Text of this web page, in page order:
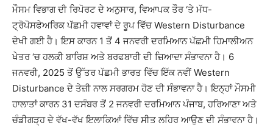
ਮੌਸਮ ਵਿਭਾਗ ਦੀ ਰਿਪੋਰਟ ਦੇ ਅਨੁਸਾਰ, ਵਿਆਪਕ ਤੌਰ ‘ਤੇ ਮੱਧ-
ਟ੍ਰੋਪੋਸਫੇਅਰਿਕ ਪੱਛਮੀ ਹਵਾਵਾਂ ਦੇ ਰੂਪ ਵਿੱਚ Western Disturbance
ਦੇਖੀ ਗਈ ਹੈ। ਇਸ ਕਾਰਨ 1 ਤੋਂ 4 ਜਨਵਰੀ ਦਰਮਿਆਨ ਪੱਛਮੀ ਹਿਮਾਲੀਅਨ
ਖੇਤਰ ‘ਚ ਹਲਕੀ ਬਾਰਿਸ਼ ਅਤੇ ਬਰਫਬਾਰੀ ਦੀ ਜ਼ਿਆਦਾ ਸੰਭਾਵਨਾ ਹੈ। 6
ਜਨਵਰੀ, 2025 ਤੋਂ ਉੱਤਰ ਪੱਛਮੀ ਭਾਰਤ ਵਿੱਚ ਇੱਕ ਨਵੀਂ Western
Disturbance ਦੇ ਤੇਜ਼ੀ ਨਾਲ ਸਰਗਰਮ ਹੋਣ ਦੀ ਸੰਭਾਵਨਾ ਹੈ। ਇਨ੍ਹਾਂ ਮੌਸਮੀ
ਹਾਲਾਤਾਂ ਕਾਰਨ 31 ਦਸੰਬਰ ਤੋਂ 2 ਜਨਵਰੀ ਦਰਮਿਆਨ ਪੰਜਾਬ, ਹਰਿਆਣਾ ਅਤੇ
ਚੰਡੀਗੜ੍ਹ ਦੇ ਵੱਖ-ਵੱਖ ਇਲਾਕਿਆਂ ਵਿੱਚ ਸੀਤ ਲਹਿਰ ਆਉਣ ਦੀ ਸੰਭਾਵਨਾ ਹੈ।